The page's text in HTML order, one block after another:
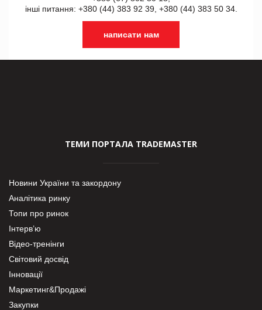
інші питання: +380 (44) 383 92 39, +380 (44) 383 50 34.
написати нам
ТЕМИ ПОРТАЛА TRADEMASTER
Новини України та закордону
Аналітика ринку
Топи про ринок
Інтерв’ю
Відео-тренінги
Світовий досвід
Інновації
Маркетинг&Продажі
Закупки